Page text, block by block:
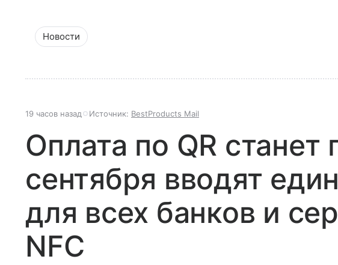
Новости
19 часов назад Источник: BestProducts Mail
Оплата по QR
сентября вводят
для всех банков и
NFC